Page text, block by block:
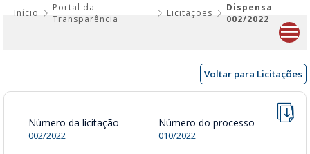
Início
Portal da
Transparência
Licitações
Dispensa
002/2022
Voltar para Licitações
Número da licitação
002/2022
Número do processo
010/2022